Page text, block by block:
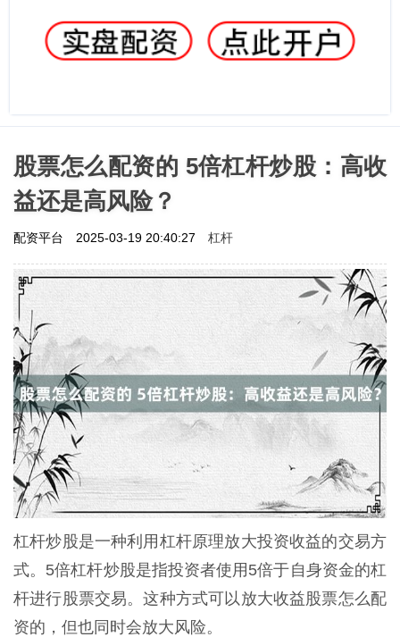
股票怎么配资的 5倍杠杆炒股：高收
益还是高风险？
配资平台 2025-03-19 20:40:27 杠杆
杠杆炒股是一种利用杠杆原理放大投资收益的交易方
式。5倍杠杆炒股是指投资者使用5倍于自身资金的杠
杆进行股票交易。这种方式可以放大收益股票怎么配
资的，但也同时会放大风险。